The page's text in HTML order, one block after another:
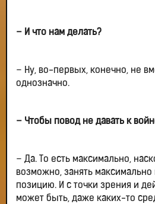
– И что нам делать?
– Ну, во-первых, конечно, не
однозначно.
– Чтобы повод не давать к
– Да. То есть максимально,
возможно, занять
позицию. И с точки зрения и
может быть, даже каких-то